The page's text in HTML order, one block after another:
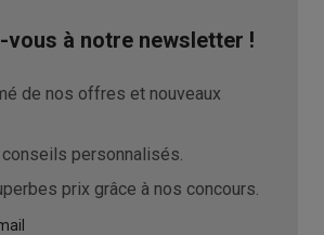
vous à notre newsletter !
de nos offres et nouveaux
personnalisés.
prix grâce à nos concours.